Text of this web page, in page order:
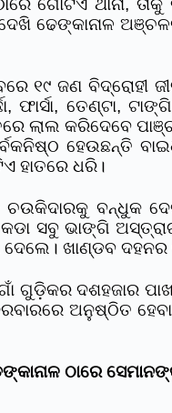
ଗୋଟିଏ ଥାନା,
ଢେଙ୍କାନାଳ
୧୯ ଜଣ ବିଦ୍ରୋହୀ
ଫାର୍ସା, ତେଣ୍ଟା,
ଲାଲ କରିଦେବେ
ହେଉଛନ୍ତି
ହାତରେ ଧରି।
ବନ୍ଧୁକ
ସବୁ ଭାଙ୍ଗି
ଦେଲେ। ଖାଣ୍ଡବ
ଗୁଡ଼ିକର ଦଶହଜାର
ଅନୁଷ୍ଠିତ
ଠାରେ